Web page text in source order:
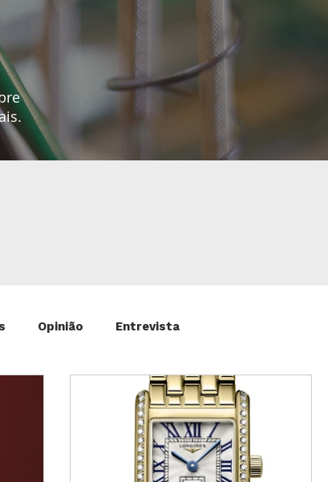
Opinião Entrevista
Grandes Relojoeiros Lançamentos